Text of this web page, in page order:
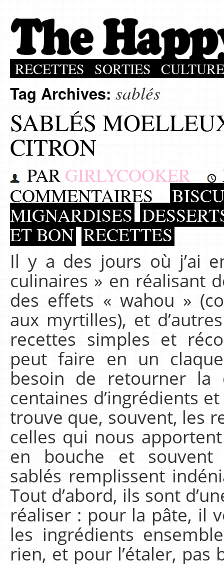
RECETTES SORTIES CULTURE
Tag Archives: sablés
SABLÉS
CITRON
PAR GIRLYCOOKER
COMMENTAIRES
MIGNARDISES
ET BON RECETTES
Il y a des jours où j’ai
culinaires » en réalisant
des effets « wahou »
aux myrtilles), et
recettes simples et
peut faire en un
besoin de retourner la
centaines d’ingrédients
trouve que, souvent, les
celles qui nous
en bouche et souvent
sablés remplissent
Tout d’abord, ils sont
réaliser : pour la pâte, il
les ingrédients
rien, et pour l’étaler,